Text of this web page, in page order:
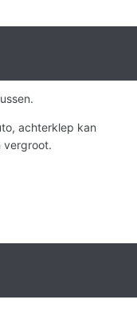
achterklep kan
vergroot.